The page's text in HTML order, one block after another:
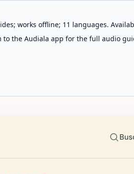
works offline; 11 languages.
to the Audiala app for the full audio